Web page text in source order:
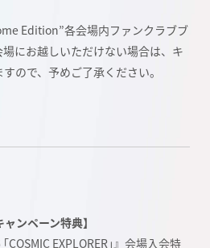
Edition”各会場内ファンクラブブ
にお越しいただけない場合は、キ
ので、予めご了承ください。
ンペーン特典】
COSMIC EXPLORER｣』会場入会特